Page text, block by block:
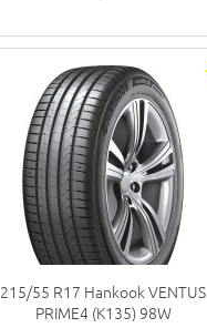
215/55 R17 Hankook VENTUS
PRIME4 (K135) 98W